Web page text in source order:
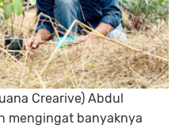
Crearive) Abdul
mengingat banyaknya